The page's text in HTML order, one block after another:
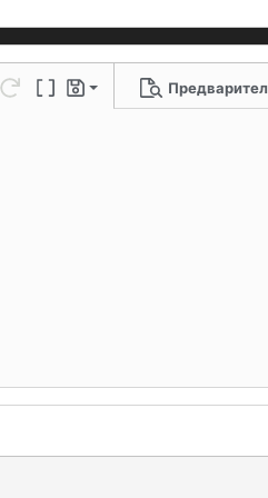
линию
Повторить
Переключение BB-кодов
Черновики